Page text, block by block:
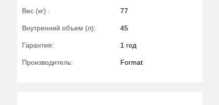
Вес (кг) : 77
Внутренний объем (л): 45
Гарантия: 1 год
Производитель: Format